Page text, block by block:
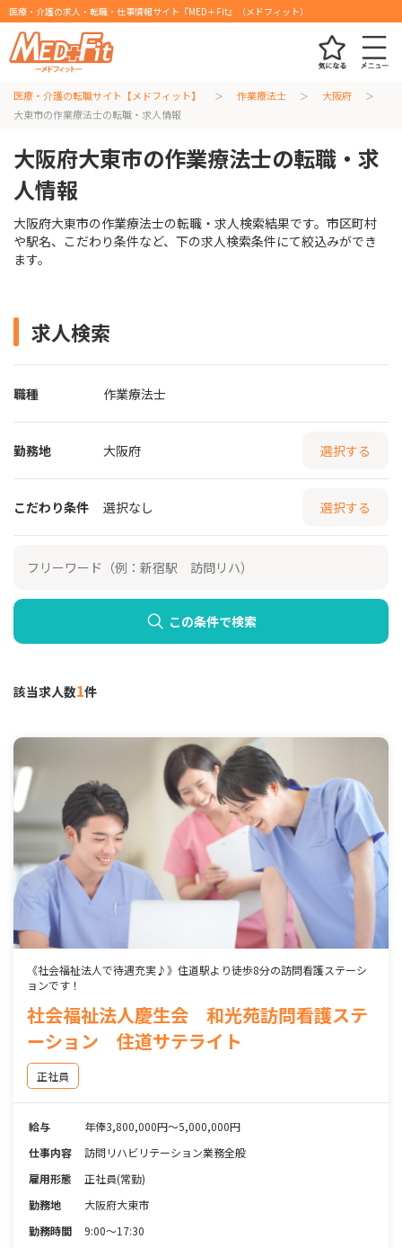
医療・介護の求人・転職・仕事情報サイト『MED＋Fit』（メドフィット）
医療・介護の転職サイト【メドフィット】 作業療法士
大阪府
大東市の作業療法士の転職・求人情報
大阪府大東市の作業療法士の転職・求
人情報
大阪府大東市の作業療法士の転職・求人検索結果です。市区町村
や駅名、こだわり条件など、下の求人検索条件にて絞込みができ
ます。
求人検索
職種 作業療法士
勤務地 大阪府 選択する
こだわり条件 選択なし 選択する
この条件で検索
該当求人数1件
《社会福祉法人で待遇充実♪》住道駅より徒歩8分の訪問看護ステーシ
ョンです！
社会福祉法人慶生会 和光苑訪問看護ステ
ーション 住道サテライト
正社員
給与
年俸3,800,000円～5,000,000円
仕事内容
訪問リハビリテーション業務全般
雇用形態
正社員(常勤)
勤務地
大阪府大東市
勤務時間
9:00～17:30